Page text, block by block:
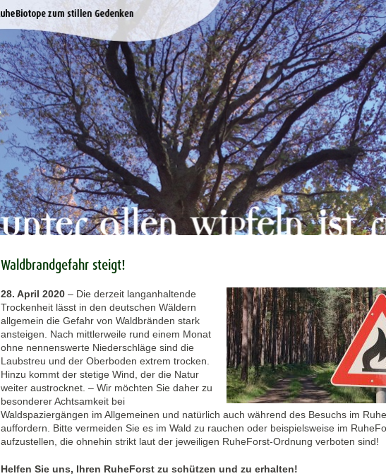
Waldbrandgefahr steigt!
28. April 2020 – Die derzeit langanhaltende
Trockenheit lässt in den deutschen Wäldern
allgemein die Gefahr von Waldbränden stark
ansteigen. Nach mittlerweile rund einem Monat
ohne nennenswerte Niederschläge sind die
Laubstreu und der Oberboden extrem trocken.
Hinzu kommt der stetige Wind, der die Natur
weiter austrocknet. – Wir möchten Sie daher zu
besonderer Achtsamkeit bei
Waldspaziergängen im Allgemeinen und natürlich auch während des Besuchs im
auffordern. Bitte vermeiden Sie es im Wald zu rauchen oder beispielsweise im
aufzustellen, die ohnehin strikt laut der jeweiligen RuheForst-Ordnung verboten sind!
Helfen Sie uns, Ihren RuheForst zu schützen und zu erhalten!